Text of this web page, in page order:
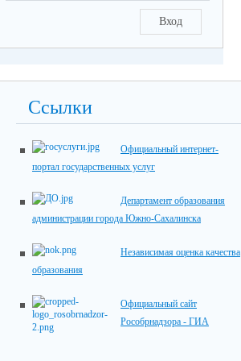
Вход
Ссылки
Официальный интернет-
портал государственных услуг
Департамент образования
администрации города Южно-Сахалинска
Независимая оценка качества
образования
Официальный сайт
Рособрнадзора - ГИА